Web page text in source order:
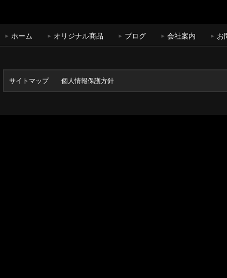
ホーム オリジナル商品 ブログ 会社案内 お
サイトマップ 個人情報保護方針